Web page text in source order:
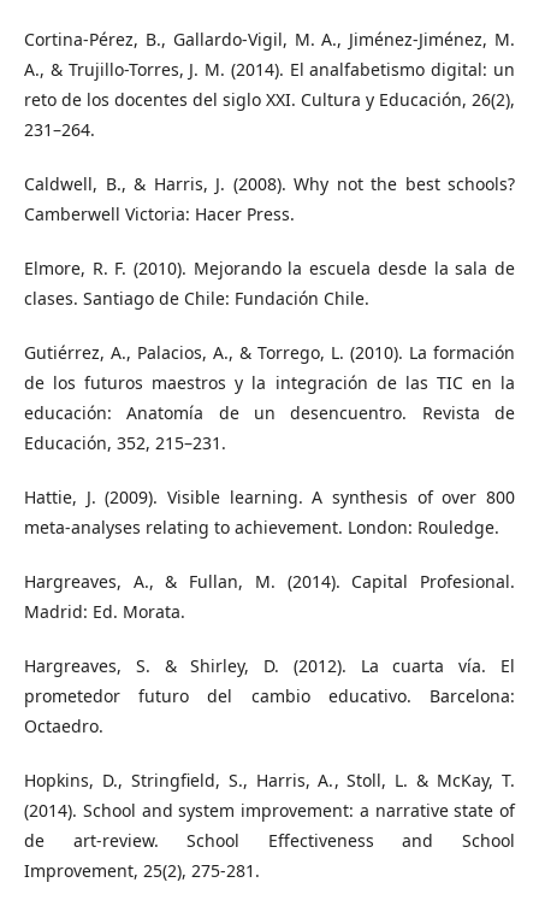
Cortina-Pérez, B., Gallardo-Vigil, M. A., Jiménez-Jiménez, M.
A., & Trujillo-Torres, J. M. (2014). El analfabetismo digital: un
reto de los docentes del siglo XXI. Cultura y Educación, 26(2),
231–264.
Caldwell, B., & Harris, J. (2008). Why not the best schools?
Camberwell Victoria: Hacer Press.
Elmore, R. F. (2010). Mejorando la escuela desde la sala de
clases. Santiago de Chile: Fundación Chile.
Gutiérrez, A., Palacios, A., & Torrego, L. (2010). La formación
de los futuros maestros y la integración de las TIC en la
educación: Anatomía de un desencuentro. Revista de
Educación, 352, 215–231.
Hattie, J. (2009). Visible learning. A synthesis of over 800
meta-analyses relating to achievement. London: Rouledge.
Hargreaves, A., & Fullan, M. (2014). Capital Profesional.
Madrid: Ed. Morata.
Hargreaves, S. & Shirley, D. (2012). La cuarta vía. El
prometedor futuro del cambio educativo. Barcelona:
Octaedro.
Hopkins, D., Stringfield, S., Harris, A., Stoll, L. & McKay, T.
(2014). School and system improvement: a narrative state of
de art-review. School Effectiveness and School
Improvement, 25(2), 275-281.